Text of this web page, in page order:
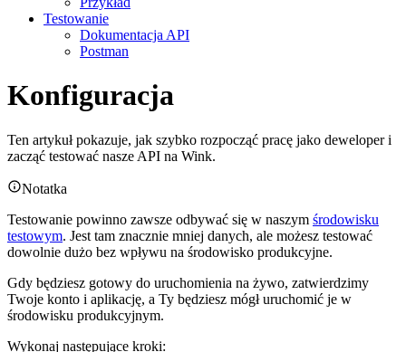
Testowanie
Dokumentacja API
Postman
Konfiguracja
Ten artykuł pokazuje, jak szybko rozpocząć pracę jako deweloper i
zacząć testować nasze API na Wink.
Notatka
Testowanie powinno zawsze odbywać się w naszym środowisku
testowym. Jest tam znacznie mniej danych, ale możesz testować
dowolnie dużo bez wpływu na środowisko produkcyjne.
Gdy będziesz gotowy do uruchomienia na żywo, zatwierdzimy
Twoje konto i aplikację, a Ty będziesz mógł uruchomić je w
środowisku produkcyjnym.
Wykonaj następujące kroki: